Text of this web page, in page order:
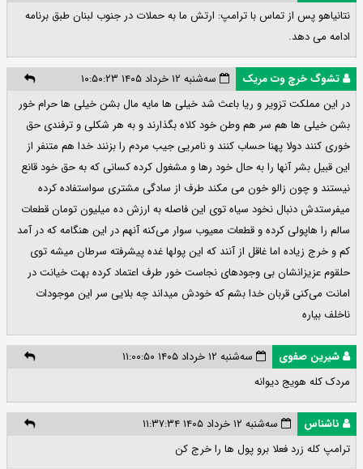
نتانیاهو پس از تماس با ترامپ: ارتش ما به حملات در جنوب لبنان طبق برنامه
ادامه می دهد.
تشوگ خرچ وت مریک
سه‌شنبه ۱۲ خرداد ۱۴۰۵ ۱۰:۵۰:۲۳
در این مملکت تزویر و ریا باعث شد خیلی ها مایه مال بشن خیلی ها حرام خور
بشن خیلی ها هم سر هم وطن خود کلاه بگذارند و به هر شکلی و ترفندی حق
خوری کنند دولا پهنا حساب کنند و نامریی جیب مردم را بزنند خدا هم متنفر از
این قبیل بشر آنها را به حال خود رها و مشغول کرده کسانی که به حق خود قانع
نیستند و چون زالو خون می مکند طرف از سادگی مشتری سواستفاده کرده
میفرستدش دنبال نخود سیاه توی این فاصله به ارزش ده میلیون تومان قطعات
سالم را هاپولی کرده و قطعات معیوب سوار می‌کنه آنهم در این هنگامه که در آمد
کم و خرج زیاده اما غاقل از آنند که این پولها غده پیشرفته سرطان میشه توی
حلقوم عزیزانشان بی وجودهای نجاست خور طرف اعتماد کرده بهت خیانت در
امانت می‌کنی قربان خدا بشم که خودش میداند چه بلایی سر این موجودات
ناخلف بیاره
شیرین صفوی
سه‌شنبه ۱۲ خرداد ۱۴۰۵ ۱۱:۰۰:۵۰
مردک کله هویج دیوانه
ناشناس
سه‌شنبه ۱۲ خرداد ۱۴۰۵ ۱۱:۳۷:۳۴
ترامپ کله زرد فعلا برو پول ها را خرج کن